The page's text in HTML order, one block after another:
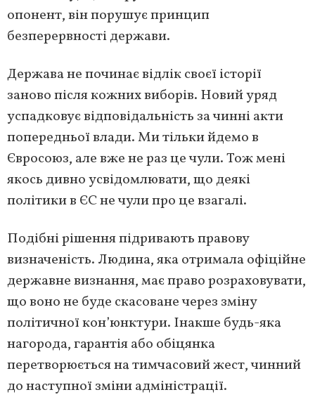
опонент, він порушує принцип
безперервності держави.
Держава не починає відлік своєї історії
заново після кожних виборів. Новий уряд
успадковує відповідальність за чинні акти
попередньої влади. Ми тільки йдемо в
Євросоюз, але вже не раз це чули. Тож мені
якось дивно усвідомлювати, що деякі
політики в ЄС не чули про це взагалі.
Подібні рішення підривають правову
визначеність. Людина, яка отримала офіційне
державне визнання, має право розраховувати,
що воно не буде скасоване через зміну
політичної кон’юнктури. Інакше будь-яка
нагорода, гарантія або обіцянка
перетворюється на тимчасовий жест, чинний
до наступної зміни адміністрації.